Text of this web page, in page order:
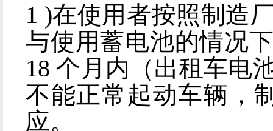
1 )在使用者按照制造
与使用蓄电池的情况
18 个月内（出租车电
不能正常起动车辆，
应。